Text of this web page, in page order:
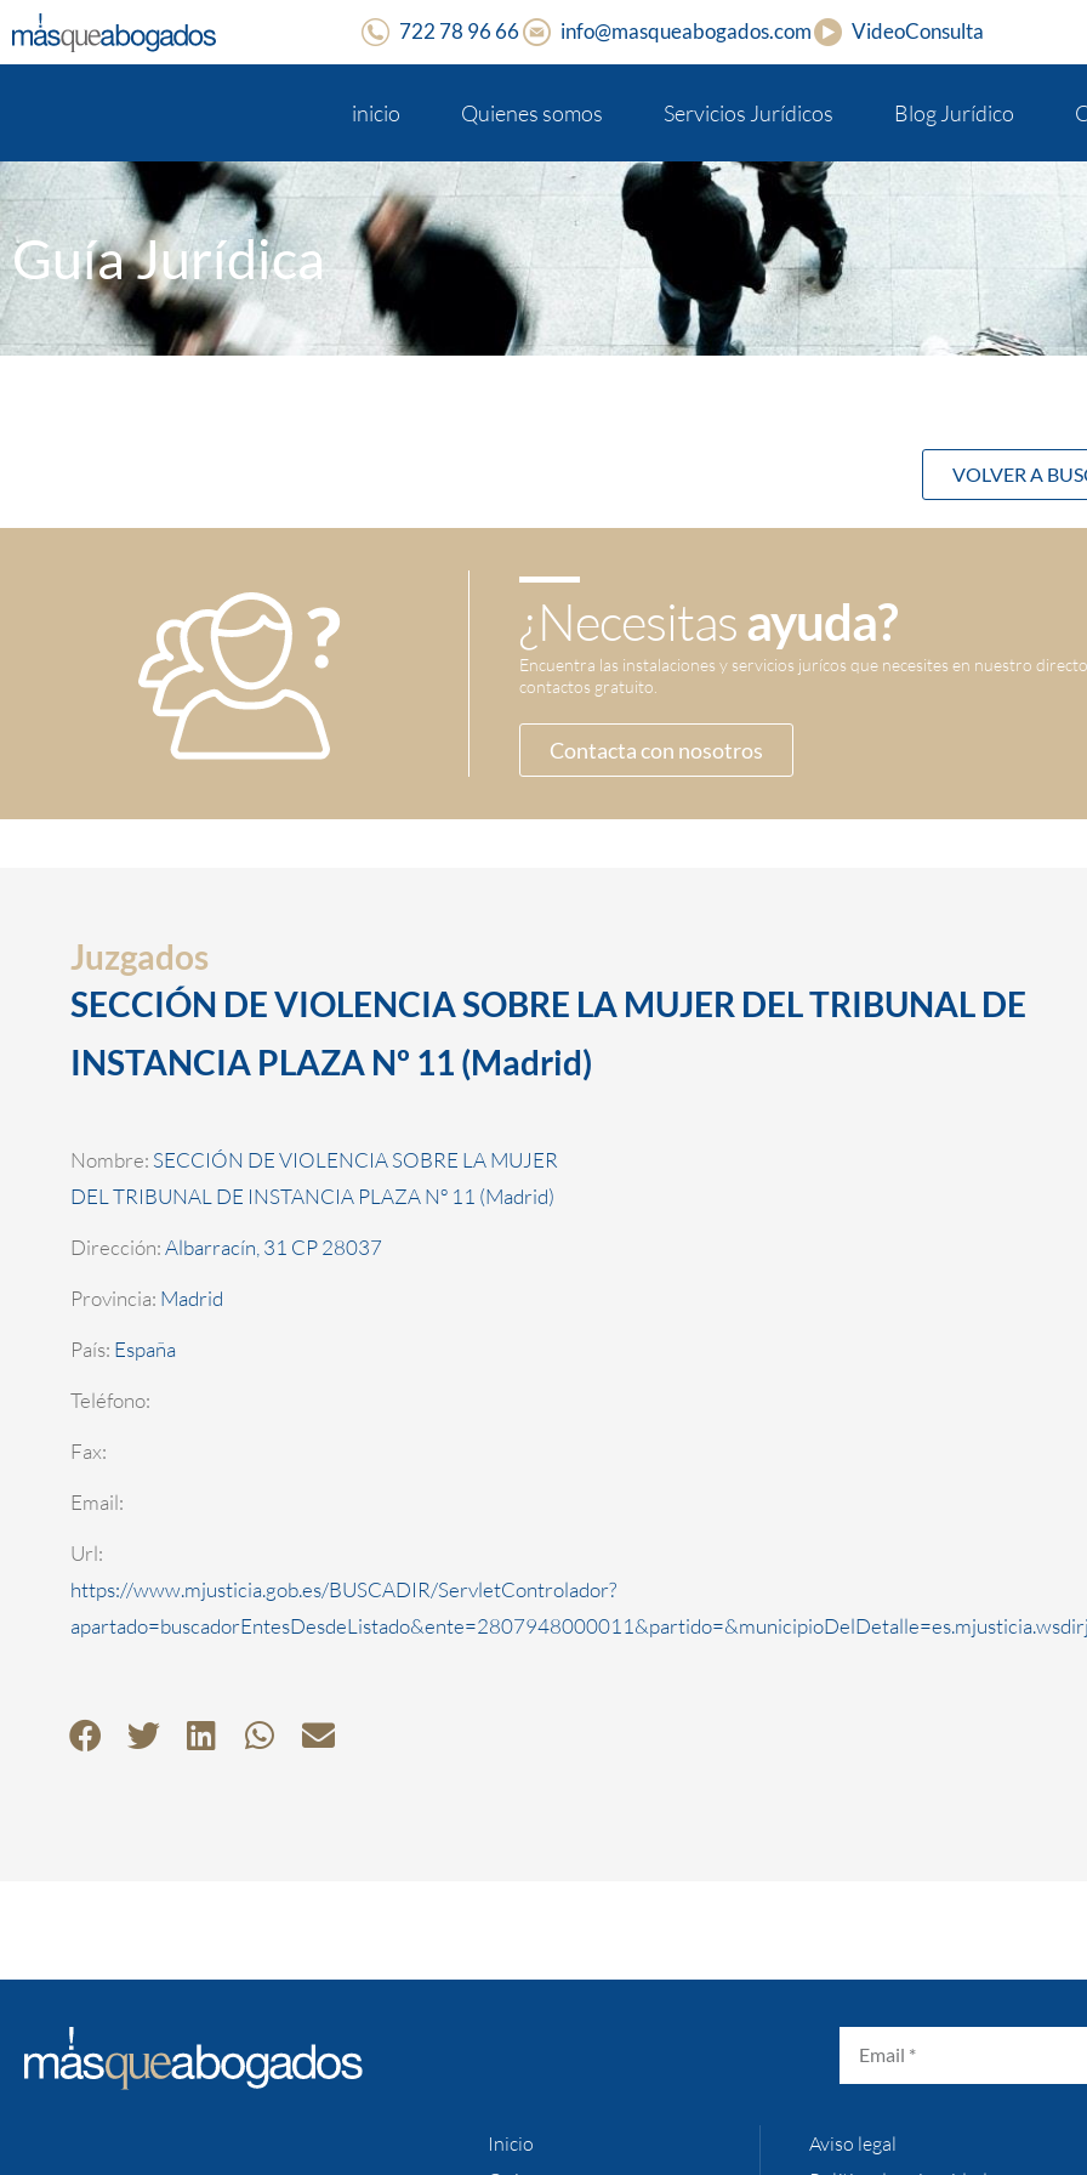
722 78 96 66 info@masqueabogados.com VideoConsulta
inicio Quienes somos Servicios Jurídicos Blog Jurídico
Guía Jurídica
VOLVER A
¿Necesitasayuda?
Encuentra las instalaciones y servicios jurícos que necesites en nuestro
contactos gratuito.
Contacta con nosotros
Juzgados
SECCIÓN DE VIOLENCIA SOBRE LA MUJER DEL TRIBUNAL DE
INSTANCIA PLAZA Nº 11 (Madrid)
Nombre: SECCIÓN DE VIOLENCIA SOBRE LA MUJER
DEL TRIBUNAL DE INSTANCIA PLAZA Nº 11 (Madrid)
Dirección:Albarracín, 31 CP 28037
Provincia: Madrid
País: España
Teléfono:
Fax:
Email:
Url:
https://www.mjusticia.gob.es/BUSCADIR/ServletControlador?
Inicio
Aviso legal